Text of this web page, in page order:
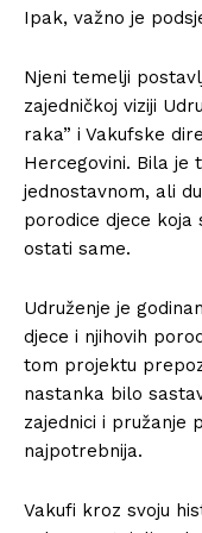
Ipak, važno je
Njeni temelji
zajedničkoj viziji
raka” i Vakufske
Hercegovini. Bila je
jednostavnom, ali
porodice djece koja
ostati same.
Udruženje je
djece i njihovih
tom projektu
nastanka bilo
zajednici i pružanje
najpotrebnija.
Vakufi kroz svoju